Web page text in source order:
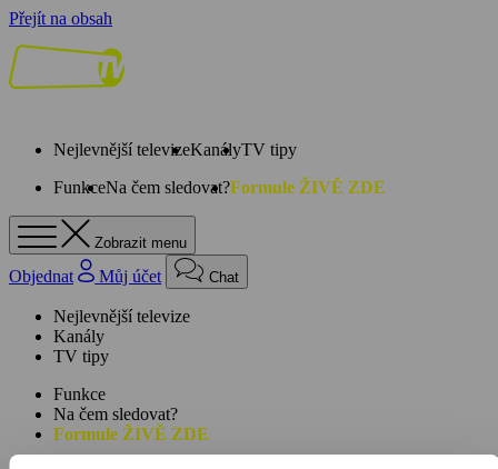
Přejít na obsah
Nejlevnější televizeKanályTV tipy
FunkceNa čem sledovat?Formule ŽIVĚ ZDE
Zobrazit menu
Objednat Můj účet Chat
Nejlevnější televize
Kanály
TV tipy
Funkce
Na čem sledovat?
Formule ŽIVĚ ZDE